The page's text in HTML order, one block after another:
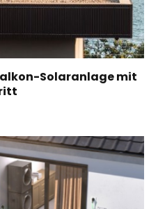
Solaranlage mit